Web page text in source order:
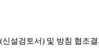
설검토서) 및 방침 협조